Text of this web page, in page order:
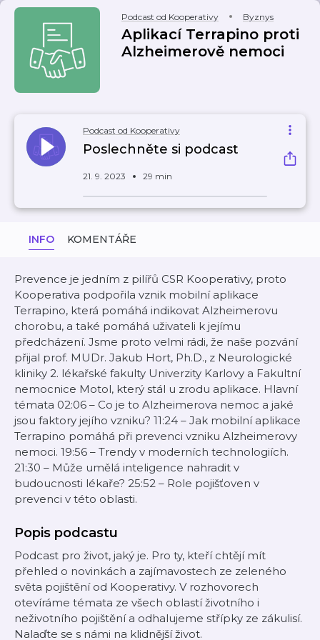
Podcast od Kooperativy Byznys
Aplikací Terrapino proti
Alzheimerově nemoci
Podcast od Kooperativy
Poslechněte si podcast
21. 9. 2023 29 min
INFO KOMENTÁŘE
Prevence je jedním z pilířů CSR Kooperativy, proto
Kooperativa podpořila vznik mobilní aplikace
Terrapino, která pomáhá indikovat Alzheimerovu
chorobu, a také pomáhá uživateli k jejímu
předcházení. Jsme proto velmi rádi, že naše pozvání
přijal prof. MUDr. Jakub Hort, Ph.D., z Neurologické
kliniky 2. lékařské fakulty Univerzity Karlovy a Fakultní
nemocnice Motol, který stál u zrodu aplikace. Hlavní
témata 02:06 – Co je to Alzheimerova nemoc a jaké
jsou faktory jejího vzniku? 11:24 – Jak mobilní aplikace
Terrapino pomáhá při prevenci vzniku Alzheimerovy
nemoci. 19:56 – Trendy v moderních technologiích.
21:30 – Může umělá inteligence nahradit v
budoucnosti lékaře? 25:52 – Role pojišťoven v
prevenci v této oblasti.
Popis podcastu
Podcast pro život, jaký je. Pro ty, kteří chtějí mít
přehled o novinkách a zajímavostech ze zeleného
světa pojištění od Kooperativy. V rozhovorech
otevíráme témata ze všech oblastí životního i
neživotního pojištění a odhalujeme střípky ze zákulisí.
Nalaďte se s námi na klidnější život.